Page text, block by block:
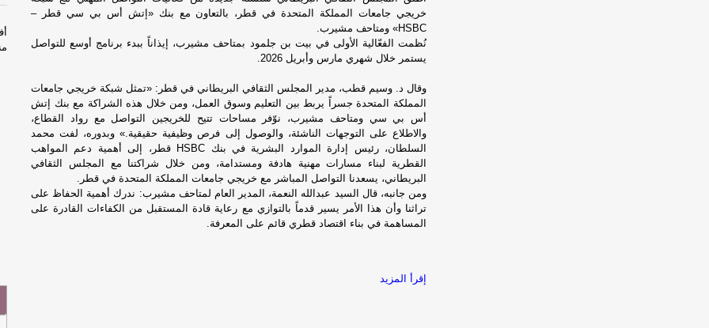
خريجي جامعات المملكة المتحدة في قطر، بالتعاون مع بنك «إتش أس بي سي قطر –
HSBC» ومتاحف مشيرب.
نُظمت الفعّالية الأولى في بيت بن جلمود بمتاحف مشيرب، إيذاناً ببدء برنامج أوسع للتواصل
يستمر خلال شهري مارس وأبريل 2026.
وقال د. وسيم قطب، مدير المجلس الثقافي البريطاني في قطر: «تمثل شبكة خريجي جامعات
المملكة المتحدة جسراً يربط بين التعليم وسوق العمل، ومن خلال هذه الشراكة مع بنك إتش
أس بي سي ومتاحف مشيرب، نوّفر مساحات تتيح للخريجين التواصل مع رواد القطاع،
والاطلاع على التوجهات الناشئة، والوصول إلى فرص وظيفية حقيقية.» وبدوره، لفت محمد
السلطان، رئيس إدارة الموارد البشرية في بنك HSBC قطر، إلى أهمية دعم المواهب
القطرية لبناء مسارات مهنية هادفة ومستدامة، ومن خلال شراكتنا مع المجلس الثقافي
البريطاني، يسعدنا التواصل المباشر مع خريجي جامعات المملكة المتحدة في قطر.
ومن جانبه، قال السيد عبدالله النعمة، المدير العام لمتاحف مشيرب: ندرك أهمية الحفاظ على
تراثنا وأن هذا الأمر يسير قدماً بالتوازي مع رعاية قادة المستقبل من الكفاءات القادرة على
المساهمة في بناء اقتصاد قطري قائم على المعرفة.
إقرأ المزيد